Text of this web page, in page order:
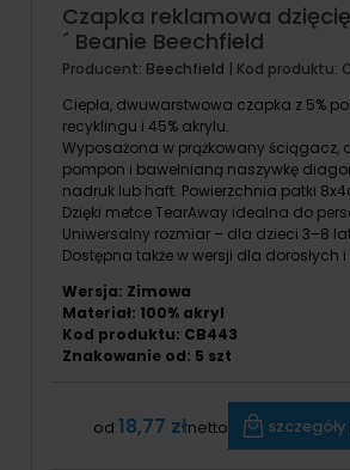
Czapka reklamowa
´ Beanie Beechfield
Producent: Beechfield | Kod produktu:
Ciepła, dwuwarstwowa czapka z 5%
recyklingu i 45% akrylu.
Wyposażona w prążkowany ściągacz,
pompon i bawełnianą naszywkę
nadruk lub haft. Powierzchnia patki
Dzięki metce TearAway idealna do
Uniwersalny rozmiar – dla dzieci 3–8
Dostępna także w wersji dla dorosłych
Wersja: Zimowa
Materiał: 100% akryl
Kod produktu: CB443
Znakowanie od: 5 szt
od:18,77 złnetto